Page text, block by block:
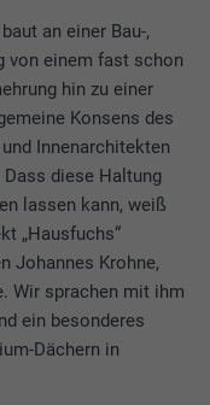
an einer Bau-,
von einem fast schon
hin zu einer
Konsens des
Innenarchitekten
diese Haltung
lassen kann, weiß
„Hausfuchs“
Johannes Krohne,
Wir sprachen mit ihm
ein besonderes
Dächern in